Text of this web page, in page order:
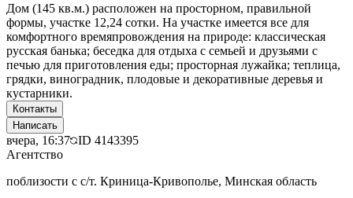
Дом (145 кв.м.) расположен на просторном, правильной
формы, участке 12,24 сотки. На участке имеется все для
комфортного времяпровождения на природе: классическая
русская банька; беседка для отдыха с семьей и друзьями с
печью для приготовления еды; просторная лужайка; теплица,
грядки, виноградник, плодовые и декоративные деревья и
кустарники.
Контакты
Написать
вчера, 16:37 ID 4143395
Агентство
поблизости с с/т. Криница-Кривополье, Минская область